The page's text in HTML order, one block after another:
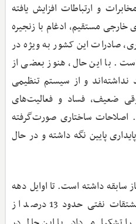
و ارتباطات افزایش یافته
مستقیم، ادغام با زنجیره
صادرات این کشور به ویژه در
با این حال، هنوز بعضی از
و از سیستم تنظیمی
ضعیف، فساد و فعالیت‌های
اصلاحات ساختاری صورت‌گرفته
پایین نگه داشته و در حال
سابقه داشته است. تا اوایل دهه
2000 تولیدات پتروشیمی و مشتقات نفتی حدود 13 درصد از